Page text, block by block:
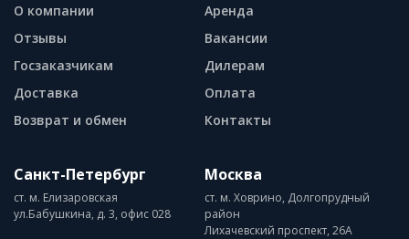
О компании
Отзывы
Госзаказчикам
Доставка
Возврат и обмен
Аренда
Вакансии
Дилерам
Оплата
Контакты
Санкт-Петербург
ст. м. Елизаровская
ул.Бабушкина, д. 3, офис 028
Москва
ст. м. Ховрино, Долгопрудный
район
Лихачевский проспект, 26А